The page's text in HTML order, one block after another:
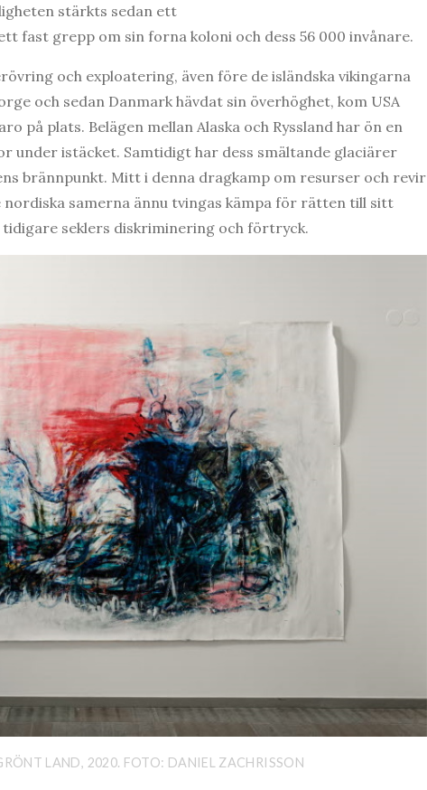
stärkts sedan ett
fast grepp om sin forna koloni och dess 56 000 invånare.
och exploatering, även före de isländska vikingarna
och sedan Danmark hävdat sin överhöghet, kom USA
på plats. Belägen mellan Alaska och Ryssland har ön en
under istäcket. Samtidigt har dess smältande glaciärer
brännpunkt. Mitt i denna dragkamp om resurser och revir
samerna ännu tvingas kämpa för rätten till sitt
seklers diskriminering och förtryck.
LAND, 2020. FOTO: DANIEL ZACHRISSON